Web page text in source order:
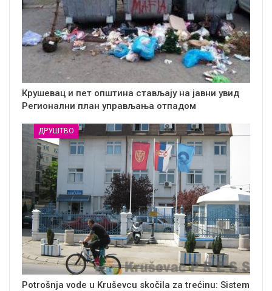
Крушевац и пет општина стављају на јавни увид
Регионални план управљања отпадом
ДРУШТВО
Potrošnja vode u Kruševcu skočila za trećinu: Sistem